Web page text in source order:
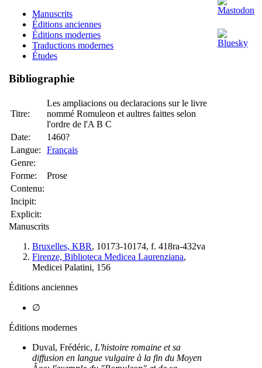
Manuscrits
Éditions anciennes
Éditions modernes
Traductions modernes
Études
Bibliographie
Titre:
Les ampliacions ou declaracions sur le livre
nommé Romuleon et aultres faittes selon
l'ordre de l'A B C
Date:
1460?
Langue:
Français
Genre:
Forme:
Prose
Contenu:
Incipit:
Explicit:
Manuscrits
Bruxelles, KBR, 10173-10174, f. 418ra-432va
Firenze, Biblioteca Medicea Laurenziana,
Medicei Palatini, 156
Éditions anciennes
∅
Éditions modernes
Duval, Frédéric, L'histoire romaine et sa
diffusion en langue vulgaire à la fin du Moyen